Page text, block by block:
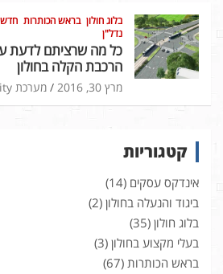
בלוג חולון בראש הכותרות
נדל"ן
כל מה שרציתם לדעת
הרכבת הקלה בחולון
מרץ 30, 2016 מערכת HCity
קטגוריות
אינדקס עסקים (14)
ביגוד והנעלה בחולון (2)
בלוג חולון (35)
בעלי מקצוע בחולון (3)
בראש הכותרות (67)